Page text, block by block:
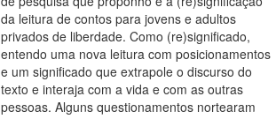
da leitura de contos para jovens e adultos
privados de liberdade. Como (re)significado,
entendo uma nova leitura com posicionamentos
e um significado que extrapole o discurso do
texto e interaja com a vida e com as outras
pessoas. Alguns questionamentos nortearam